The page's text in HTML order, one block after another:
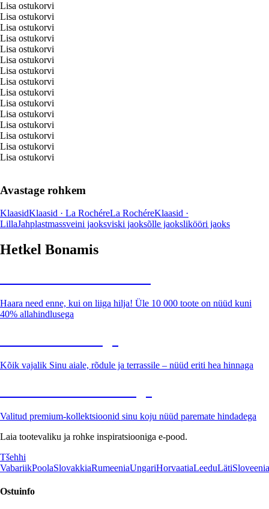
Lisa ostukorvi
Lisa ostukorvi
Lisa ostukorvi
Lisa ostukorvi
Lisa ostukorvi
Lisa ostukorvi
Lisa ostukorvi
Lisa ostukorvi
Lisa ostukorvi
Lisa ostukorvi
Lisa ostukorvi
Lisa ostukorvi
Lisa ostukorvi
Lisa ostukorvi
Lisa ostukorvi
Avastage rohkem
KlaasidKlaasid · La RochéreLa RochéreKlaasid ·
LillaJahplastmassveini jaoksviski jaoksõlle jaokslikööri jaoks
Hetkel Bonamis
Haara need enne, kui on liiga hilja! Üle 10 000 toote on nüüd kuni
40% allahindlusega
Kõik vajalik Sinu aiale, rõdule ja terrassile – nüüd eriti hea hinnaga
Valitud premium-kollektsioonid sinu koju nüüd paremate hindadega
Laia tootevaliku ja rohke inspiratsiooniga e-pood.
Tšehhi
VabariikPoolaSlovakkiaRumeeniaUngariHorvaatiaLeeduLätiSloveenia
Ostuinfo